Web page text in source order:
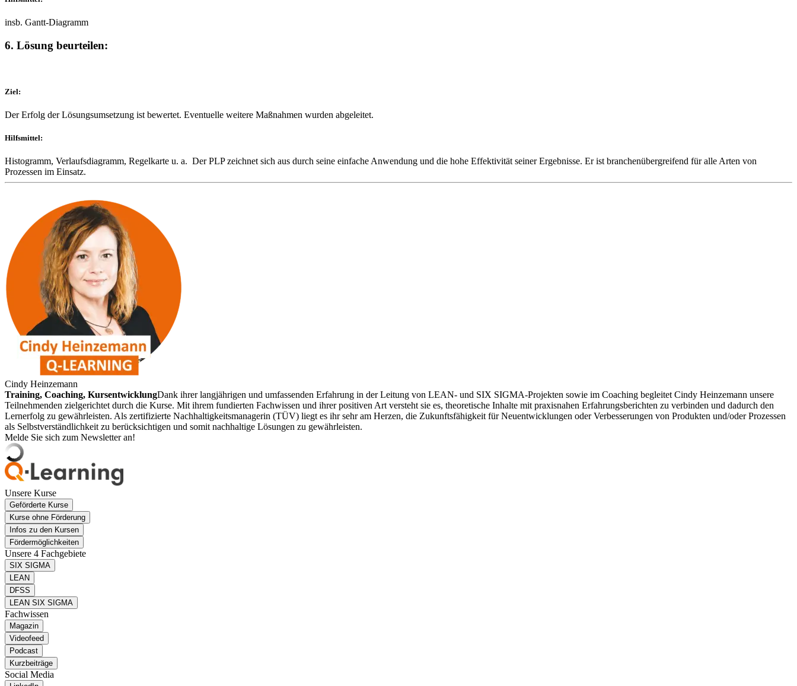
insb. Gantt-Diagramm
6. Lösung beurteilen:
Ziel:
Der Erfolg der Lösungsumsetzung ist bewertet. Eventuelle weitere Maßnahmen wurden abgeleitet.
Hilfsmittel:
Histogramm, Verlaufsdiagramm, Regelkarte u. a. Der PLP zeichnet sich aus durch seine einfache Anwendung und die hohe Effektivität seiner Ergebnisse. Er ist branchenübergreifend für alle Arten von
Prozessen im Einsatz.
Cindy Heinzemann
Training, Coaching, KursentwicklungDank ihrer langjährigen und umfassenden Erfahrung in der Leitung von LEAN- und SIX SIGMA-Projekten sowie im Coaching begleitet Cindy Heinzemann unsere
Teilnehmenden zielgerichtet durch die Kurse. Mit ihrem fundierten Fachwissen und ihrer positiven Art versteht sie es, theoretische Inhalte mit praxisnahen Erfahrungsberichten zu verbinden und dadurch den
Lernerfolg zu gewährleisten. Als zertifizierte Nachhaltigkeitsmanagerin (TÜV) liegt es ihr sehr am Herzen, die Zukunftsfähigkeit für Neuentwicklungen oder Verbesserungen von Produkten und/oder Prozessen
als Selbstverständlichkeit zu berücksichtigen und somit nachhaltige Lösungen zu gewährleisten.
Melde Sie sich zum Newsletter an!
Unsere Kurse
Geförderte Kurse
Kurse ohne Förderung
Infos zu den Kursen
Fördermöglichkeiten
Unsere 4 Fachgebiete
SIX SIGMA
LEAN
DFSS
LEAN SIX SIGMA
Fachwissen
Magazin
Videofeed
Podcast
Kurzbeiträge
Social Media